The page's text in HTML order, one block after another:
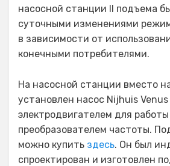
насосной станции II подъема
суточными изменениями
в зависимости от
конечными потребителями.
На насосной станции вместо
установлен насос Nijhuis
электродвигателем для
преобразователем частоты.
можно купить здесь. Он был
спроектирован и изготовлен